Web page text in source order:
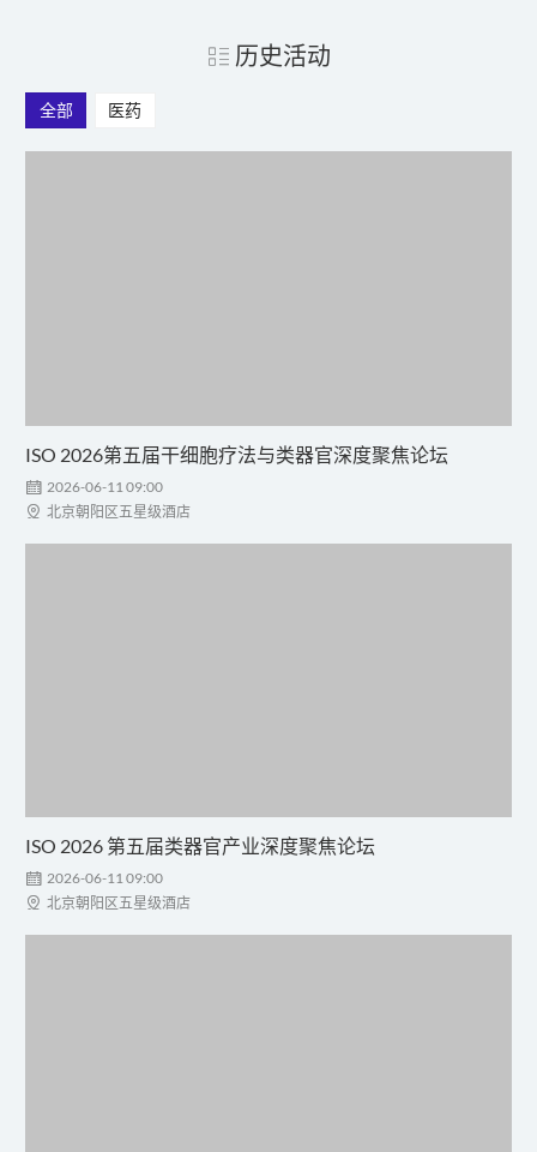
历史活动
全部 医药
ISO 2026第五届干细胞疗法与类器官深度聚焦论坛
 2026-06-11 09:00
 北京朝阳区五星级酒店
ISO 2026 第五届类器官产业深度聚焦论坛
 2026-06-11 09:00
 北京朝阳区五星级酒店